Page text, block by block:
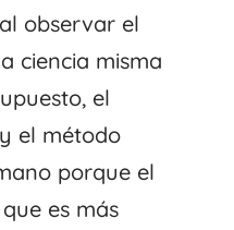
observar el
ciencia misma
el
el método
porque el
es más